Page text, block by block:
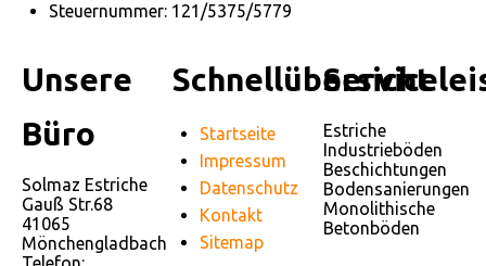
Steuernummer: 121/5375/5779
Unsere
Büro
Solmaz Estriche
Gauß Str.68
41065
Mönchengladbach
Schnellübersicht
Startseite
Impressum
Datenschutz
Kontakt
Sitemap
Estriche
Industrieböden
Beschichtungen
Bodensanierungen
Monolithische
Betonböden